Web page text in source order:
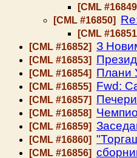
[CML
[CML #16850]
[CML
[CML #16852] З
[CML #16853]
[CML #16854] Плани
[CML #16855] Fwd:
[CML #16857]
[CML #16858]
[CML #16859]
[CML #16860]
[CML #16856]